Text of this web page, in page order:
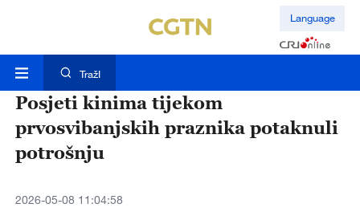
Language
TražI
Posjeti kinima tijekom
prvosvibanjskih praznika potaknuli
potrošnju
2026-05-08 11:04:58